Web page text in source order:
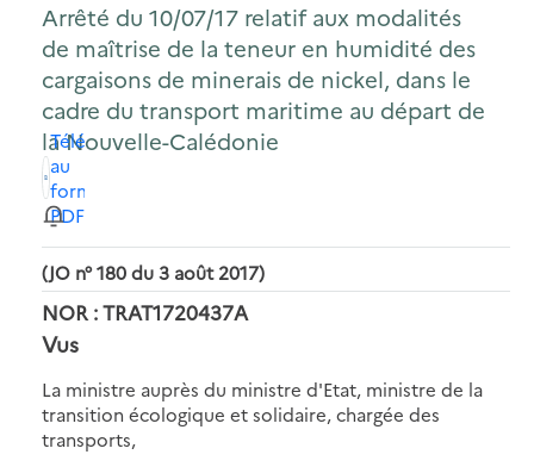
Arrêté du 10/07/17 relatif aux modalités
de maîtrise de la teneur en humidité des
cargaisons de minerais de nickel, dans le
cadre du transport maritime au départ de
la Nouvelle-Calédonie
Télécharger
au
format
PDF
(JO n° 180 du 3 août 2017)
NOR : TRAT1720437A
Vus
La ministre auprès du ministre d'Etat, ministre de la
transition écologique et solidaire, chargée des
transports,